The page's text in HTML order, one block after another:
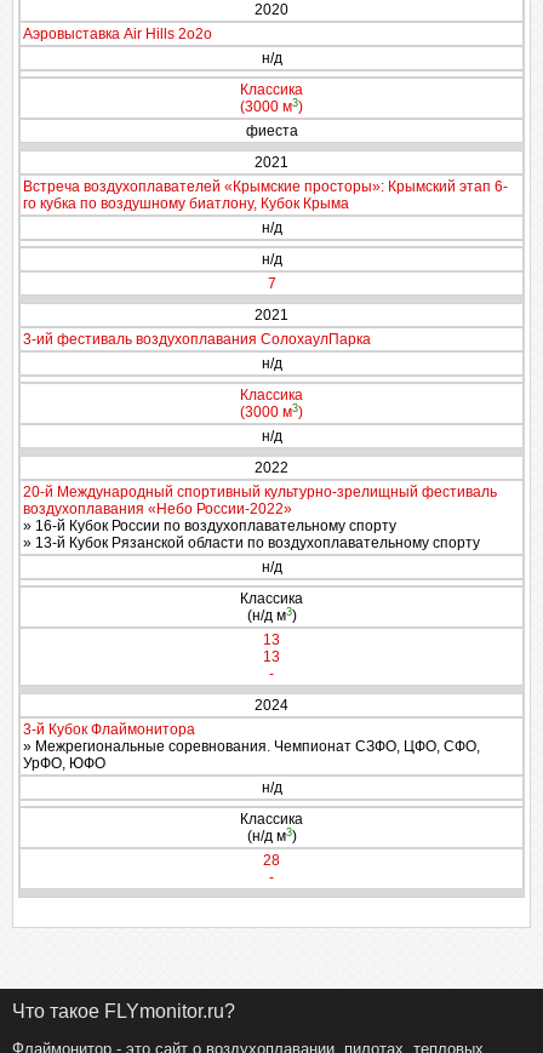
2020
Аэровыставка Air Hills 2о2о
н/д
Классика
(3000 м3)
фиеста
2021
Встреча воздухоплавателей «Крымские просторы»: Крымский этап 6-
го кубка по воздушному биатлону, Кубок Крыма
н/д
н/д
7
2021
3-ий фестиваль воздухоплавания СолохаулПарка
н/д
Классика
(3000 м3)
н/д
2022
20-й Международный спортивный культурно-зрелищный фестиваль
воздухоплавания «Небо России-2022»
» 16-й Кубок России по воздухоплавательному спорту
» 13-й Кубок Рязанской области по воздухоплавательному спорту
н/д
Классика
(н/д м3)
13
13
-
2024
3-й Кубок Флаймонитора
» Межрегиональные соревнования. Чемпионат СЗФО, ЦФО, СФО,
УрФО, ЮФО
н/д
Классика
(н/д м3)
28
-
Что такое FLYmonitor.ru?
Флаймонитор - это сайт о воздухоплавании, пилотах, тепловых